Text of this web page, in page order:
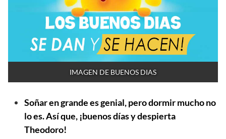
IMAGEN DE BUENOS DIAS
Soñar en grande es genial, pero dormir mucho no
lo es. Así que, ¡buenos días y despierta
Theodoro!